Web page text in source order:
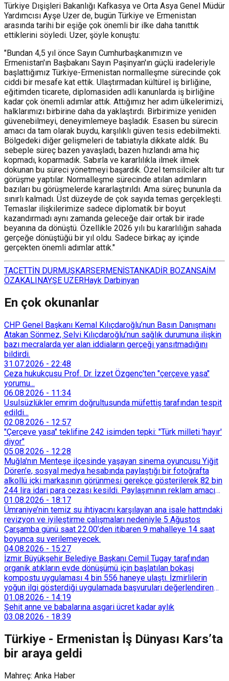
Türkiye Dışişleri Bakanlığı Kafkasya ve Orta Asya Genel Müdür
Yardımcısı Ayşe Uzer de, bugün Türkiye ve Ermenistan
arasında tarihi bir eşiğe çok önemli bir ilke daha tanıttık
ettiklerini söyledi. Uzer, şöyle konuştu:
"Bundan 4,5 yıl önce Sayın Cumhurbaşkanımızın ve
Ermenistan'ın Başbakanı Sayın Paşinyan'ın güçlü iradeleriyle
başlattığımız Türkiye-Ermenistan normalleşme sürecinde çok
ciddi bir mesafe kat ettik. Ulaştırmadan kültürel iş birliğine,
eğitimden ticarete, diplomasiden adli kanunlarda iş birliğine
kadar çok önemli adımlar attık. Attığımız her adım ülkelerimizi,
halklarımızı birbirine daha da yaklaştırdı. Birbirimize yeniden
güvenebilmeyi, deneyimlemeye başladık. Esasen bu sürecin
amacı da tam olarak buydu, karşılıklı güven tesis edebilmekti.
Bölgedeki diğer gelişmeleri de tabiatıyla dikkate aldık. Bu
sebeple süreç bazen yavaşladı, bazen hızlandı ama hiç
kopmadı, koparmadık. Sabırla ve kararlılıkla ilmek ilmek
dokunan bu süreci yönetmeyi başardık. Özel temsilciler altı tur
görüşme yaptılar. Normalleşme sürecinde atılan adımların
bazıları bu görüşmelerde kararlaştırıldı. Ama süreç bununla da
sınırlı kalmadı. Üst düzeyde de çok sayıda temas gerçekleşti.
Temaslar ilişkilerimize sadece diplomatik bir boyut
kazandırmadı aynı zamanda geleceğe dair ortak bir irade
beyanına da dönüştü. Özellikle 2026 yılı bu kararlılığın sahada
gerçeğe dönüştüğü bir yıl oldu. Sadece birkaç ay içinde
gerçekten önemli adımlar attık."
TACETTİN DURMUŞKARSERMENİSTANKADİR BOZANSAİM
ÖZAKALINAYŞE UZERHayk Darbinyan
En çok okunanlar
CHP Genel Başkanı Kemal Kılıçdaroğlu’nun Basın Danışmanı
Atakan Sönmez, Selvi Kılıçdaroğlu’nun sağlık durumuna ilişkin
bazı mecralarda yer alan iddiaların gerçeği yansıtmadığını
bildirdi.
31.07.2026 - 22:48
Ceza hukukçusu Prof. Dr. İzzet Özgenç'ten "çerçeve yasa"
yorumu...
06.08.2026 - 11:34
Usulsüzlükler emrim doğrultusunda müfettiş tarafından tespit
edildi...
02.08.2026 - 12:57
"Çerçeve yasa" teklifine 242 isimden tepki: "Türk milleti 'hayır'
diyor"
05.08.2026 - 12:28
Muğla'nın Menteşe ilçesinde yaşayan sinema oyuncusu Yiğit
Dören'e, sosyal medya hesabında paylaştığı bir fotoğrafta
alkollü içki markasının görünmesi gerekçe gösterilerek 82 bin
244 lira idari para cezası kesildi. Paylaşımının reklam amacı
taşımadığını savunan Dören, cezanın iptali için yargıya
başvurdu.
01.08.2026 - 18:17
Ümraniye’nin temiz su ihtiyacını karşılayan ana isale hattındaki
revizyon ve iyileştirme çalışmaları nedeniyle 5 Ağustos
Çarşamba günü saat 22.00’den itibaren 9 mahalleye 14 saat
boyunca su verilemeyecek.
04.08.2026 - 15:27
İzmir Büyükşehir Belediye Başkanı Cemil Tugay tarafından
organik atıkların evde dönüşümü için başlatılan bokaşi
kompostu uygulaması 4 bin 556 haneye ulaştı. İzmirlilerin
yoğun ilgi gösterdiği uygulamada başvuruları değerlendiren
Tarımsal Hizmetler Dairesi Başkanlığı, farklı ilçelerde toplam
128 bokaşi kompost eğitimi düzenleyerek İzmirlileri
sürdürülebilir atık yönetimi sistemine dahil etti.
01.08.2026 - 14:19
Şehit anne ve babalarına asgari ücret kadar aylık
03.08.2026 - 18:39
Türkiye - Ermenistan İş Dünyası Kars’ta
bir araya geldi
Mahreç: Anka Haber